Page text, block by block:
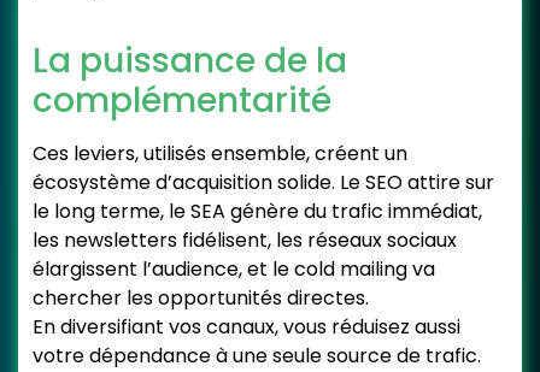
La puissance de la
complémentarité
Ces leviers, utilisés ensemble, créent un
écosystème d’acquisition solide. Le SEO attire sur
le long terme, le SEA génère du trafic immédiat,
les newsletters fidélisent, les réseaux sociaux
élargissent l’audience, et le cold mailing va
chercher les opportunités directes.
En diversifiant vos canaux, vous réduisez aussi
votre dépendance à une seule source de trafic.